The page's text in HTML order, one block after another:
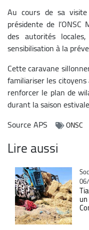
Au cours de sa
présidente de
des autorités
sensibilisation à la
Cette caravane
familiariser les
renforcer le plan de
durant la saison
SourceAPS ONSC
Lire aussi